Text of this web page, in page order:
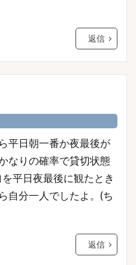
返信
平日朝一番か夜最後が
なりの確率で貸切状態
平日夜最後に観たとき
自分一人でしたよ。(ち
返信